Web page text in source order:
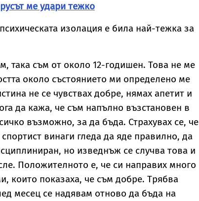
ме удари тежко
изолация е била най-тежка за
така съм от около 12-годишен. Това не ме
около състоянието ми определено ме
не се чувствах добре, нямах апетит и
да кажа, че съм напълно възстановен в
възможно, за да бъда. Страхувах се, че
винаги гледа да яде правилно, да
но изведнъж се случва това и
Положителното е, че си направих много
които показаха, че съм добре. Трябва
месец се надявам отново да бъда на